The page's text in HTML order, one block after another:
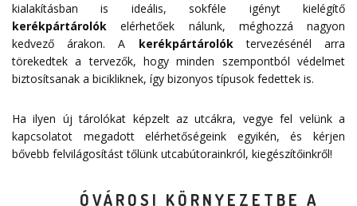
kialakításban is ideális, sokféle igényt kielégítő
kerékpártárolók elérhetőek nálunk, méghozzá nagyon
kedvező árakon. A kerékpártárolóktervezésénél arra
törekedtek a tervezők, hogy minden szempontból védelmet
biztosítsanak a bicikliknek, így bizonyos típusok fedettek is.
Ha ilyen új tárolókat képzelt az utcákra, vegye fel velünk a
kapcsolatot megadottelérhetőségeink egyikén, és kérjen
bővebb felvilágosítást tőlünk utcabútorainkról, kiegészítőinkről!
ÓVÁROSI KÖRNYEZETBE A